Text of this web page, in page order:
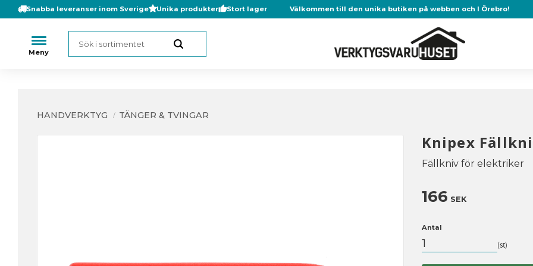
Snabba leveranser inom Sverige Unika produkter Stort lager Välkommen till den unika butiken på webben och I Örebro!
HANDVERKTYG TÄNGER & TVINGAR
Knipex
Fällkniv för elektriker
166 SEK
Antal
st